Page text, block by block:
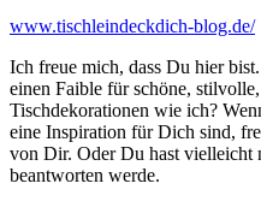
www.tischleindeckdich-blog.de/
Ich freue mich, dass Du hier
einen Faible für schöne,
Tischdekorationen wie ich?
eine Inspiration für Dich sind,
von Dir. Oder Du hast vielleicht
beantworten werde.